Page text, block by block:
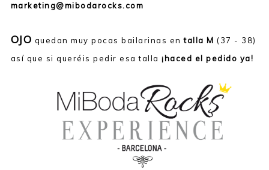
marketing@mibodarocks.com
OJO quedan muy pocas bailarinas entalla M (37 - 38)
así que si queréis pedir esa talla¡haced el pedido ya!